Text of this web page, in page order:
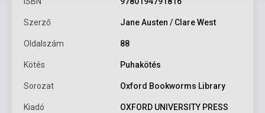
Szerző Jane Austen / Clare West
Oldalszám 88
Kötés Puhakötés
Sorozat Oxford Bookworms Library
Kiadó OXFORD UNIVERSITY PRESS